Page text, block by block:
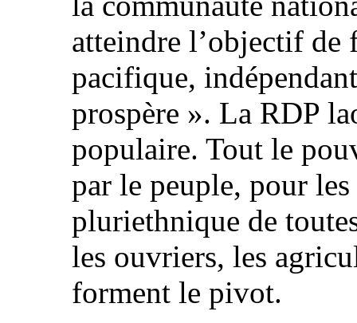
atteindre l’objectif de
pacifique,
prospère ». La RDP
populaire. Tout le
par le peuple, pour
pluriethnique de
les ouvriers, les
forment le pivot.